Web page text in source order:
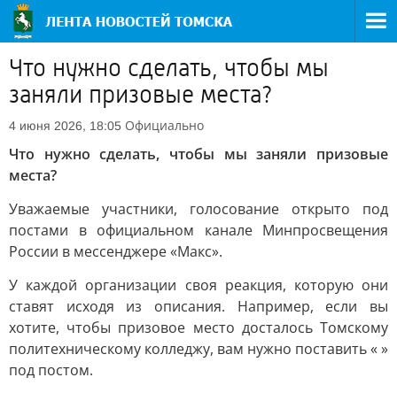
Что нужно сделать, чтобы мы
заняли призовые места?
4 июня 2026, 18:05 Официально
Что нужно сделать, чтобы мы заняли призовые
места?
Уважаемые участники, голосование открыто под
постами в официальном канале Минпросвещения
России в мессенджере «Макс».
У каждой организации своя реакция, которую они
ставят исходя из описания. Например, если вы
хотите, чтобы призовое место досталось Томскому
политехническому колледжу, вам нужно поставить « »
под постом.